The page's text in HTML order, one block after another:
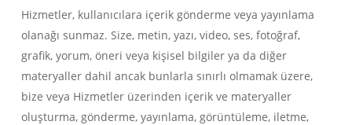
Hizmetler, kullanıcılara içerik gönderme veya yayınlama
olanağı sunmaz. Size, metin, yazı, video, ses, fotoğraf,
grafik, yorum, öneri veya kişisel bilgiler ya da diğer
materyaller dahil ancak bunlarla sınırlı olmamak üzere,
bize veya Hizmetler üzerinden içerik ve materyaller
oluşturma, gönderme, yayınlama, görüntüleme, iletme,
Čeština
繁體中文
Português do Brasil
العربية